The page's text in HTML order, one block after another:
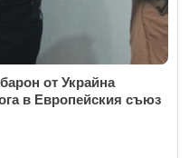
от Украйна
в Европейския съюз